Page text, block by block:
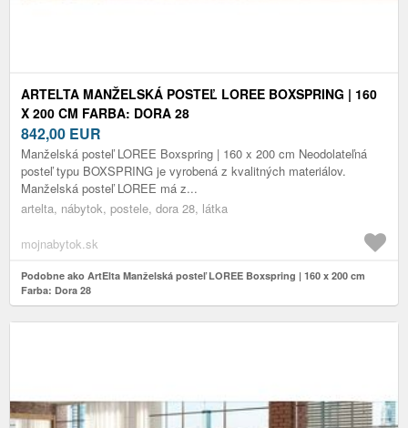
ARTELTA MANŽELSKÁ POSTEĽ LOREE BOXSPRING | 160
X 200 CM FARBA: DORA 28
842,00 EUR
Manželská posteľ LOREE Boxspring | 160 x 200 cm Neodolateľná
posteľ typu BOXSPRING je vyrobená z kvalitných materiálov.
Manželská posteľ LOREE má z...
artelta, nábytok, postele, dora 28, látka
mojnabytok.sk
Podobne ako ArtElta Manželská posteľ LOREE Boxspring | 160 x 200 cm
Farba: Dora 28